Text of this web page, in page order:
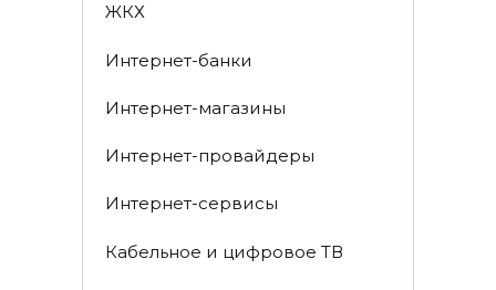
ЖКХ
Интернет-банки
Интернет-магазины
Интернет-провайдеры
Интернет-сервисы
Кабельное и цифровое ТВ